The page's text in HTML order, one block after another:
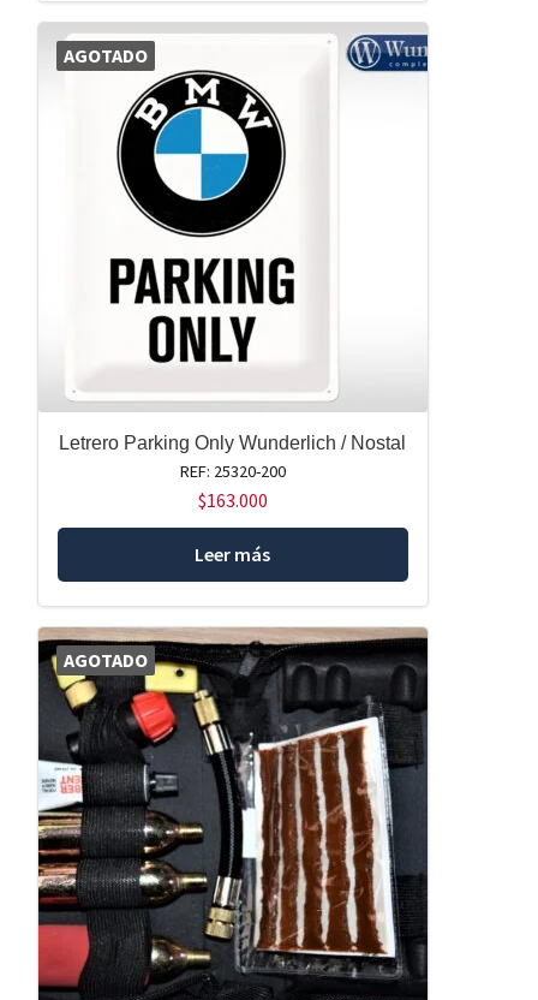
AGOTADO
Letrero Parking Only Wunderlich / Nostal
REF: 25320-200
$163.000
Leer más
AGOTADO